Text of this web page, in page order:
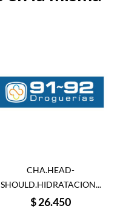
CHA.HEAD-
SHOULD.HIDRATACION...
Precio
$ 26.450